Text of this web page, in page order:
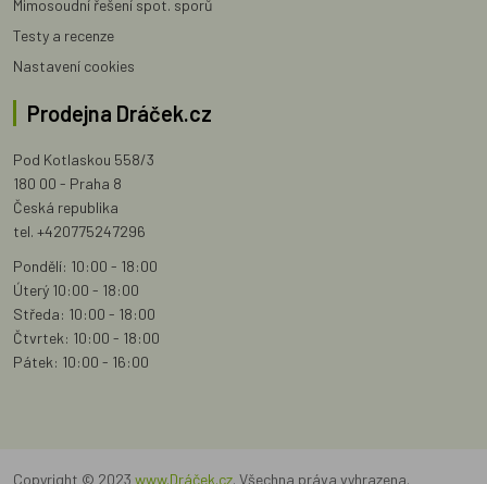
Mimosoudní řešení spot. sporů
Testy a recenze
Nastavení cookies
Prodejna Dráček.cz
Pod Kotlaskou 558/3
180 00 - Praha 8
Česká republika
tel. +420775247296
Pondělí: 10:00 - 18:00
Úterý 10:00 - 18:00
Středa: 10:00 - 18:00
Čtvrtek: 10:00 - 18:00
Pátek: 10:00 - 16:00
Copyright © 2023 www.Dráček.cz. Všechna práva vyhrazena.